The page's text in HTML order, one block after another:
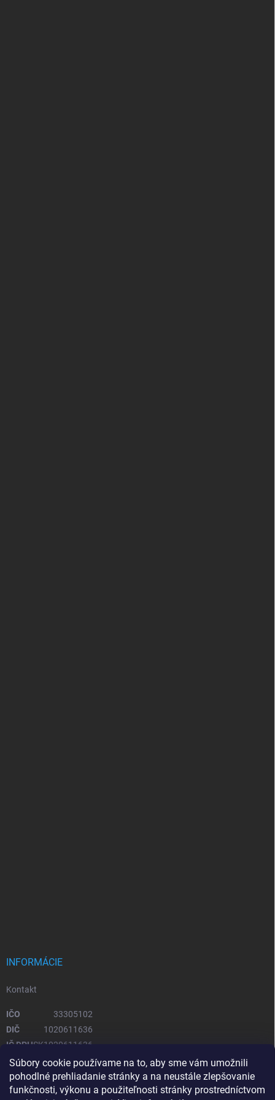
Súbory cookie používame na to, aby sme vám umožnili
pohodlné prehliadanie stránky a na neustále zlepšovanie
funkčnosti, výkonu a použiteľnosti stránky prostredníctvom
INFORMÁCIE
Kontakt
IČO
33305102
DIČ
1020611636
IČ DPHSK1020611636
OTVÁRACIE HODINY